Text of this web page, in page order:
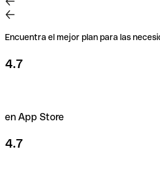
Encuentra el mejor plan para las
4.7
en App Store
4.7